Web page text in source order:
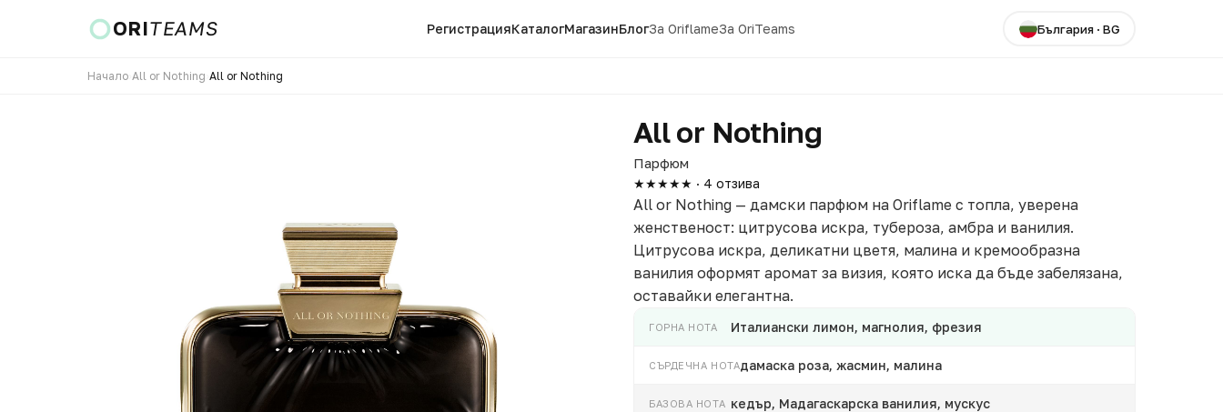
ORITEAMS РегистрацияКаталогМагазинБлогЗа OriflameЗа OriTeams България· BG
Начало All or Nothing All or Nothing
All or Nothing
Парфюм
★★★★★ · 4 отзива
All or Nothing — дамски парфюм на Oriflame с топла, уверена
женственост: цитрусова искра, тубероза, амбра и ванилия.
Цитрусова искра, деликатни цветя, малина и кремообразна
ванилия оформят аромат за визия, която иска да бъде забелязана,
оставайки елегантна.
ГОРНА НОТА Италиански лимон, магнолия, фрезия
СЪРДЕЧНА НОТАдамаска роза, жасмин, малина
БАЗОВА НОТА кедър, Мадагаскарска ванилия, мускус